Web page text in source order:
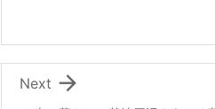
o
k
Next